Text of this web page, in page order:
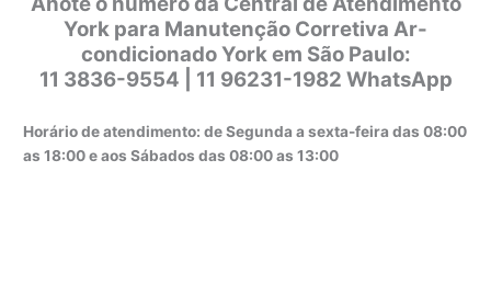
York para Manutenção Corretiva Ar-
condicionado York em São Paulo:
11 3836-9554 | 11 96231-1982 WhatsApp
Horário de atendimento: de Segunda a sexta-feira das 08:00
as 18:00 e aos Sábados das 08:00 as 13:00